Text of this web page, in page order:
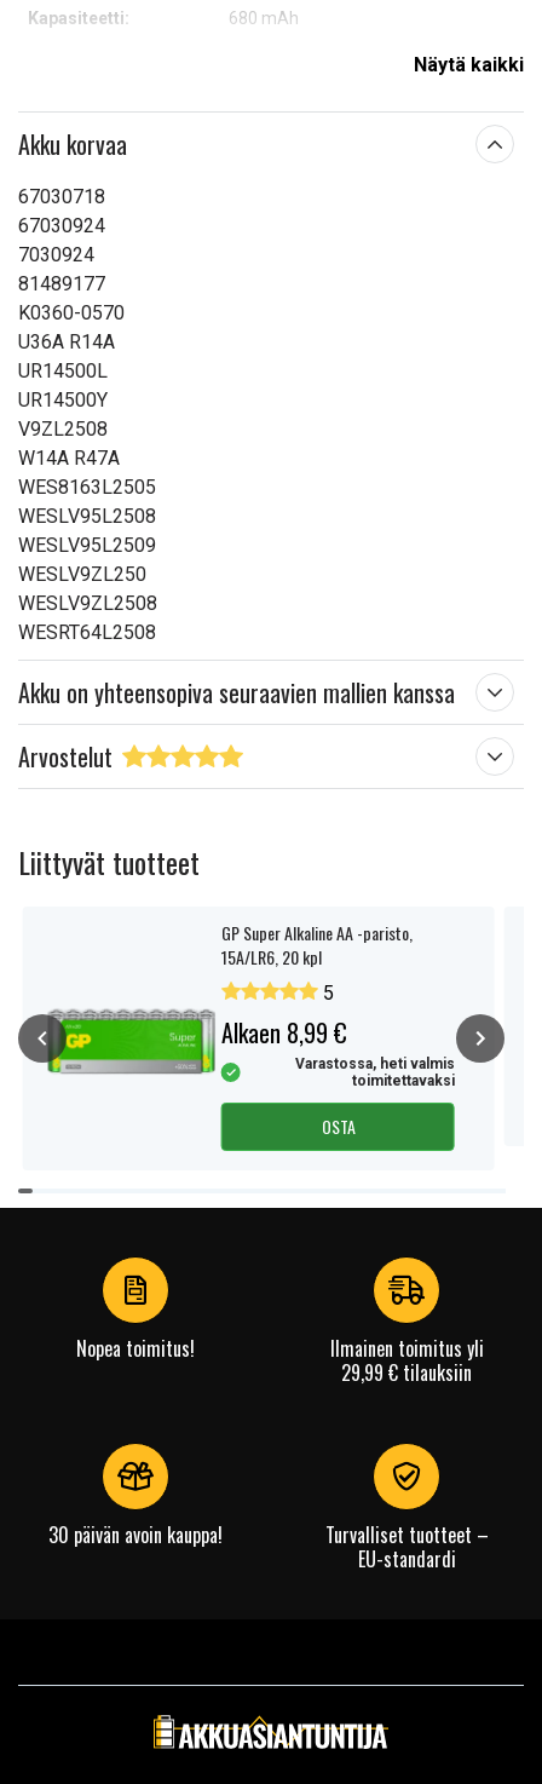
Kapasiteetti: 680 mAh
Näytä kaikki
Akku korvaa
67030718
67030924
7030924
81489177
K0360-0570
U36A R14A
UR14500L
UR14500Y
V9ZL2508
W14A R47A
WES8163L2505
WESLV95L2508
WESLV95L2509
WESLV9ZL250
WESLV9ZL2508
WESRT64L2508
Akku on yhteensopiva seuraavien mallien kanssa
Arvostelut
Liittyvät tuotteet
GP Super Alkaline AA -paristo,
15A/LR6, 20 kpl
5
Alkaen 8,99 €
Varastossa, heti valmis
toimitettavaksi
OSTA
Item
1
Nopea toimitus!
Ilmainen toimitus yli
29,99 € tilauksiin
30 päivän avoin kauppa!
Turvalliset tuotteet –
EU-standardi